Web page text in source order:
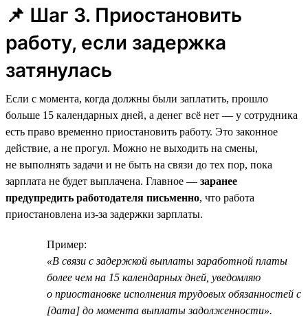
📌 Шаг 3. Приостановить
работу, если задержка
затянулась
Если с момента, когда должны были заплатить, прошло
больше 15 календарных дней, а денег всё нет — у сотрудника
есть право временно приостановить работу. Это законное
действие, а не прогул. Можно не выходить на смены,
не выполнять задачи и не быть на связи до тех пор, пока
зарплата не будет выплачена. Главное — заранее
предупредить работодателя письменно, что работа
приостановлена из-за задержки зарплаты.
Пример:
«В связи с задержкой выплаты заработной платы
более чем на 15 календарных дней, уведомляю
о приостановке исполнения трудовых обязанностей с
[дата] до момента выплаты задолженности».